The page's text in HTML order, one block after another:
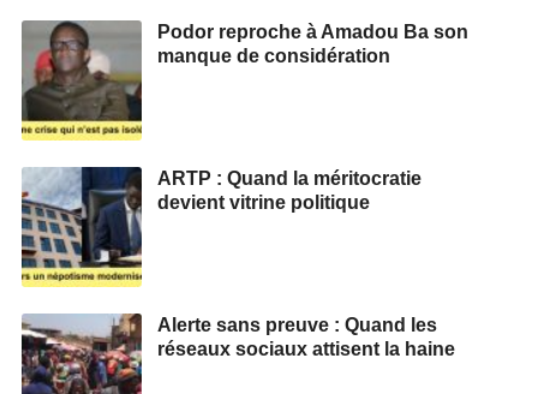
Podor reproche à Amadou Ba son
manque de considération
ARTP : Quand la méritocratie
devient vitrine politique
Alerte sans preuve : Quand les
réseaux sociaux attisent la haine